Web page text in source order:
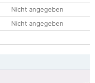
Nicht angegeben
Nicht angegeben